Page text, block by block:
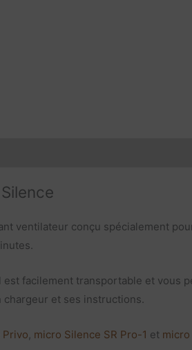
ventilateur conçu spécialement
facilement transportable et vous
et ses instructions.
Privo micro Silence SR Pro-1 et